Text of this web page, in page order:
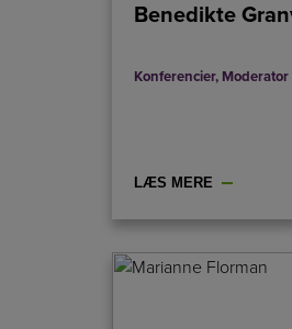
Benedikte
Konferencier, Moderator
LÆS MERE